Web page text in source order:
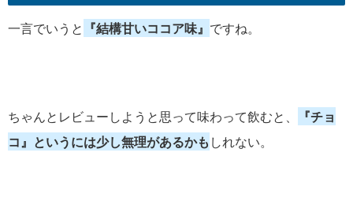
一言でいうと 『結構甘いココア味』 ですね。
ちゃんとレビューしようと思って味わって飲むと、
『チョ
コ』というには少し無理があるかも しれない。